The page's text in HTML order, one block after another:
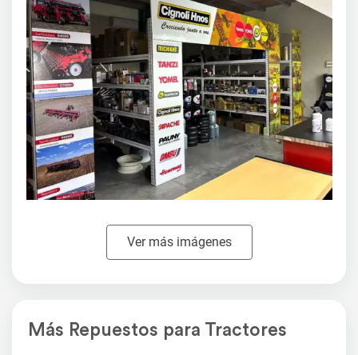
Ver más imágenes
Más Repuestos para Tractores